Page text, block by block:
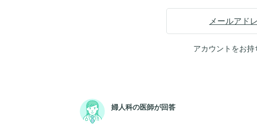
メールアド
アカウントをお持
婦人科の医師が回答